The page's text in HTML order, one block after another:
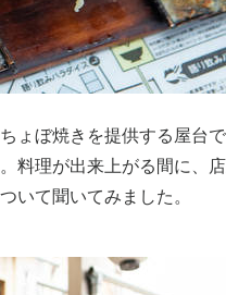
ょぼ焼きを提供する屋台
料理が出来上がる間に、
いて聞いてみました。